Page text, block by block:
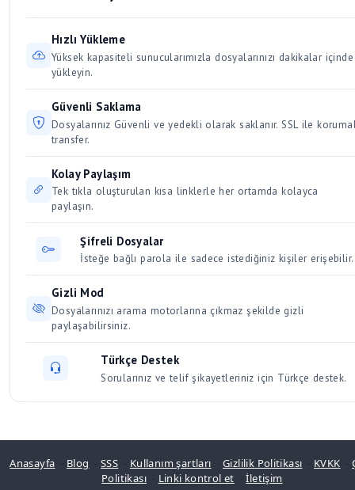
ve hız artışına sebep olur. Aynı anda birden fazla büyük
dosyayı indirmek bağlantınızı yavaşlatacağından, dosyaları
sırayla indirmeye özen gösterin.
Alternatif: 7-Zip, WinRAR
erişilen dosyalar kalıcı olarak saklanır. Kullanıcılar için 30 /
Üyeler için 50 gün dosya saklama süresi vardır.
Hızlı Yükleme
Yüksek kapasiteli sunucularımızla dosyalarınızı dakikalar içinde
yükleyin.
Güvenli Saklama
Dosyalarınız Güvenli ve yedekli olarak saklanır. SSL ile
transfer.
Kolay Paylaşım
Tek tıkla oluşturulan kısa linklerle her ortamda kolayca
paylaşın.
Şifreli Dosyalar
İsteğe bağlı parola ile sadece istediğiniz kişiler erişebilir.
Gizli Mod
Dosyalarınızı arama motorlarına çıkmaz şekilde gizli
paylaşabilirsiniz.
Türkçe Destek
Sorularınız ve telif şikayetleriniz için Türkçe destek.
Anasayfa Blog -SSS Kullanım şartları -Gizlilik Politikası KVKK -
Politikası
Linki kontrol et -İletişim